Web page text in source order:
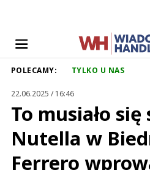
POLECAMY: TYLKO U NAS
22.06.2025 / 16:46
To musiało
Nutella w
Ferrero